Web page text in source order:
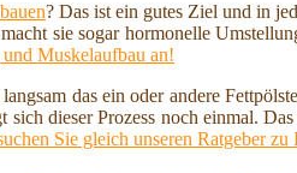
? Das ist ein gutes Ziel und in
sie sogar hormonelle
Muskelaufbau an!
das ein oder andere
dieser Prozess noch einmal.
Sie gleich unseren Ratgeber zu